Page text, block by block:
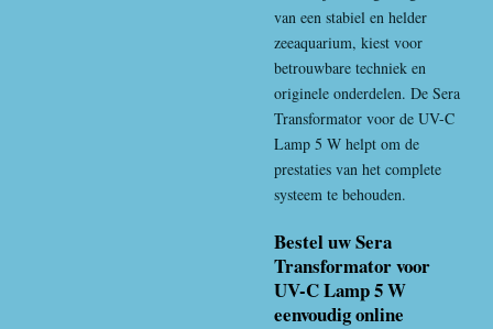
van een stabiel en helder
zeeaquarium, kiest voor
betrouwbare techniek en
originele onderdelen. De Sera
Transformator voor de UV-C
Lamp 5 W helpt om de
prestaties van het complete
systeem te behouden.
Bestel uw Sera
Transformator voor
UV-C Lamp 5 W
eenvoudig online